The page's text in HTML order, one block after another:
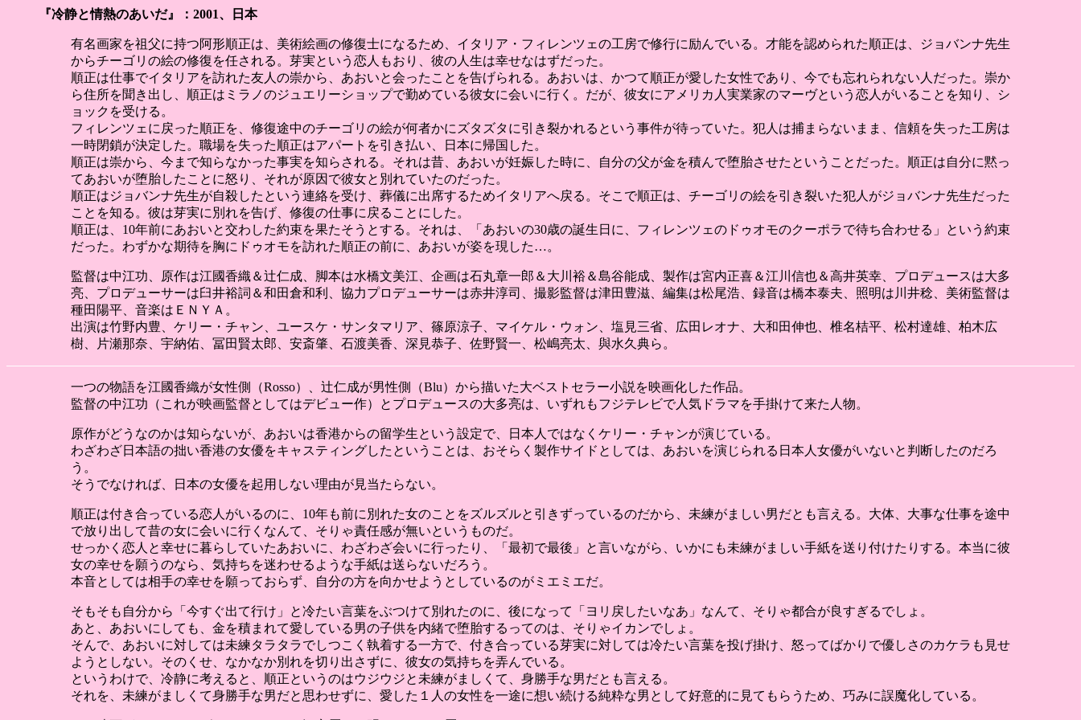
『冷静と情熱のあいだ』：2001、日本
有名画家を祖父に持つ阿形順正は、美術絵画の修復士になるため、イタリア・フィレンツェの工房で修行に励んでいる。才能を認められた順正は、ジョバンナ先生
からチーゴリの絵の修復を任される。芽実という恋人もおり、彼の人生は幸せなはずだった。
順正は仕事でイタリアを訪れた友人の崇から、あおいと会ったことを告げられる。あおいは、かつて順正が愛した女性であり、今でも忘れられない人だった。崇か
ら住所を聞き出し、順正はミラノのジュエリーショップで勤めている彼女に会いに行く。だが、彼女にアメリカ人実業家のマーヴという恋人がいることを知り、シ
ョックを受ける。
フィレンツェに戻った順正を、修復途中のチーゴリの絵が何者かにズタズタに引き裂かれるという事件が待っていた。犯人は捕まらないまま、信頼を失った工房は
一時閉鎖が決定した。職場を失った順正はアパートを引き払い、日本に帰国した。
順正は崇から、今まで知らなかった事実を知らされる。それは昔、あおいが妊娠した時に、自分の父が金を積んで堕胎させたということだった。順正は自分に黙っ
てあおいが堕胎したことに怒り、それが原因で彼女と別れていたのだった。
順正はジョバンナ先生が自殺したという連絡を受け、葬儀に出席するためイタリアへ戻る。そこで順正は、チーゴリの絵を引き裂いた犯人がジョバンナ先生だった
ことを知る。彼は芽実に別れを告げ、修復の仕事に戻ることにした。
順正は、10年前にあおいと交わした約束を果たそうとする。それは、「あおいの30歳の誕生日に、フィレンツェのドゥオモのクーポラで待ち合わせる」という約束
だった。わずかな期待を胸にドゥオモを訪れた順正の前に、あおいが姿を現した…。
監督は中江功、原作は江國香織＆辻仁成、脚本は水橋文美江、企画は石丸章一郎＆大川裕＆島谷能成、製作は宮内正喜＆江川信也＆高井英幸、プロデュースは大多
亮、プロデューサーは臼井裕詞＆和田倉和利、協力プロデューサーは赤井淳司、撮影監督は津田豊滋、編集は松尾浩、録音は橋本泰夫、照明は川井稔、美術監督は
種田陽平、音楽はＥＮＹＡ。
出演は竹野内豊、ケリー・チャン、ユースケ・サンタマリア、篠原涼子、マイケル・ウォン、塩見三省、広田レオナ、大和田伸也、椎名桔平、松村達雄、柏木広
樹、片瀬那奈、宇納佑、冨田賢太郎、安斎肇、石渡美香、深見恭子、佐野賢一、松嶋亮太、與水久典ら。
一つの物語を江國香織が女性側（Rosso）、辻仁成が男性側（Blu）から描いた大ベストセラー小説を映画化した作品。
監督の中江功（これが映画監督としてはデビュー作）とプロデュースの大多亮は、いずれもフジテレビで人気ドラマを手掛けて来た人物。
原作がどうなのかは知らないが、あおいは香港からの留学生という設定で、日本人ではなくケリー・チャンが演じている。
わざわざ日本語の拙い香港の女優をキャスティングしたということは、おそらく製作サイドとしては、あおいを演じられる日本人女優がいないと判断したのだろ
う。
そうでなければ、日本の女優を起用しない理由が見当たらない。
順正は付き合っている恋人がいるのに、10年も前に別れた女のことをズルズルと引きずっているのだから、未練がましい男だとも言える。大体、大事な仕事を途中
で放り出して昔の女に会いに行くなんて、そりゃ責任感が無いというものだ。
せっかく恋人と幸せに暮らしていたあおいに、わざわざ会いに行ったり、「最初で最後」と言いながら、いかにも未練がましい手紙を送り付けたりする。本当に彼
女の幸せを願うのなら、気持ちを迷わせるような手紙は送らないだろう。
本音としては相手の幸せを願っておらず、自分の方を向かせようとしているのがミエミエだ。
そもそも自分から「今すぐ出て行け」と冷たい言葉をぶつけて別れたのに、後になって「ヨリ戻したいなあ」なんて、そりゃ都合が良すぎるでしょ。
あと、あおいにしても、金を積まれて愛している男の子供を内緒で堕胎するってのは、そりゃイカンでしょ。
そんで、あおいに対しては未練タラタラでしつこく執着する一方で、付き合っている芽実に対しては冷たい言葉を投げ掛け、怒ってばかりで優しさのカケラも見せ
ようとしない。そのくせ、なかなか別れを切り出さずに、彼女の気持ちを弄んでいる。
というわけで、冷静に考えると、順正というのはウジウジと未練がましくて、身勝手な男だとも言える。
それを、未練がましくて身勝手な男だと思わせずに、愛した１人の女性を一途に想い続ける純粋な男として好意的に見てもらうため、巧みに誤魔化している。